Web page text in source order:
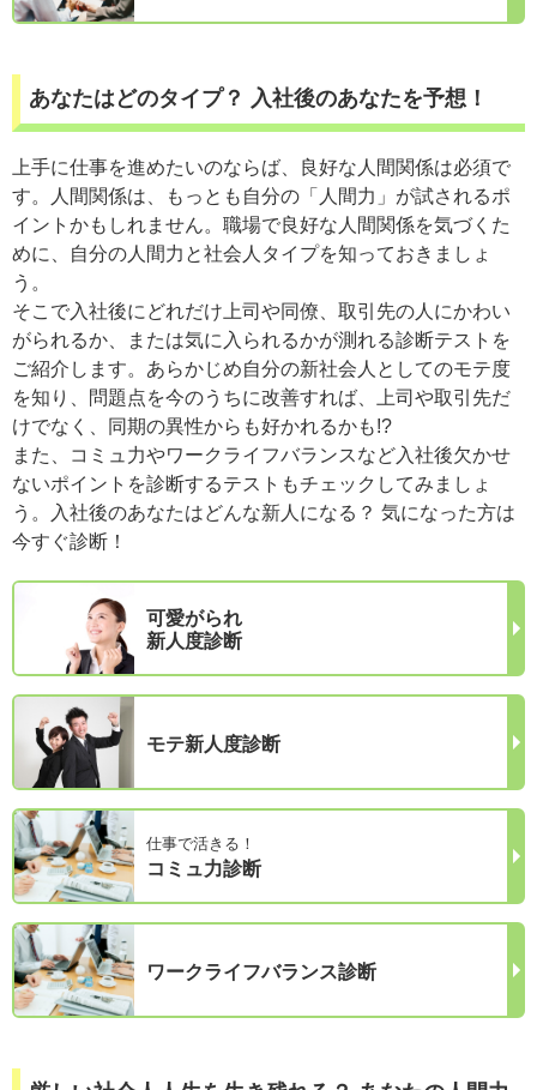
あなたはどのタイプ？ 入社後のあなたを予想！
上手に仕事を進めたいのならば、良好な人間関係は必須で
す。人間関係は、もっとも自分の「人間力」が試されるポ
イントかもしれません。職場で良好な人間関係を気づくた
めに、自分の人間力と社会人タイプを知っておきましょ
う。
そこで入社後にどれだけ上司や同僚、取引先の人にかわい
がられるか、または気に入られるかが測れる診断テストを
ご紹介します。あらかじめ自分の新社会人としてのモテ度
を知り、問題点を今のうちに改善すれば、上司や取引先だ
けでなく、同期の異性からも好かれるかも!?
また、コミュ力やワークライフバランスなど入社後欠かせ
ないポイントを診断するテストもチェックしてみましょ
う。入社後のあなたはどんな新人になる？ 気になった方は
今すぐ診断！
可愛がられ
新人度診断
モテ新人度診断
仕事で活きる！
コミュ力診断
ワークライフバランス診断